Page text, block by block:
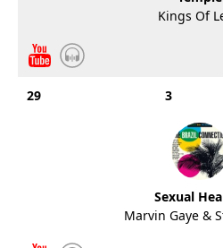
Kings Of
29 3
Sexual
Marvin Gaye &